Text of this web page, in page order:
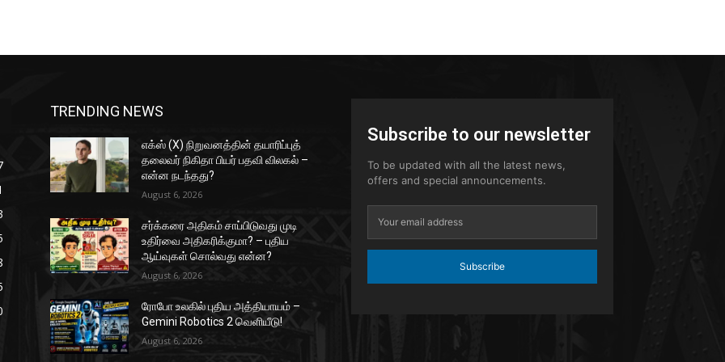
TRENDING NEWS
எக்ஸ் (X) நிறுவனத்தின் தயாரிப்புத்
தலைவர் நிகிதா பியர் பதவி விலகல் –
என்ன நடந்தது?
August 6, 2026
சர்க்கரை அதிகம் சாப்பிடுவது முடி
உதிர்வை அதிகரிக்குமா? – புதிய
ஆய்வுகள் சொல்வது என்ன?
August 6, 2026
ரோபோ உலகில் புதிய அத்தியாயம் –
Gemini Robotics 2 வெளியீடு!
August 6, 2026
Subscribe to our newsletter
To be updated with all the latest news,
offers and special announcements.
Subscribe